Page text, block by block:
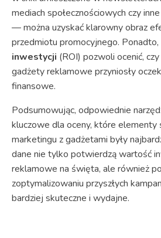
mediach społecznościowych czy
— można uzyskać klarowny obraz
przedmiotu promocyjnego. Ponadto,
inwestycji (ROI) pozwoli ocenić,
gadżety reklamowe przyniosły
finansowe.
Podsumowując, odpowiednie
kluczowe dla oceny, które elementy
marketingu z gadżetami były
dane nie tylko potwierdzą wartość
reklamowe na święta, ale również
zoptymalizowaniu przyszłych
bardziej skuteczne i wydajne.